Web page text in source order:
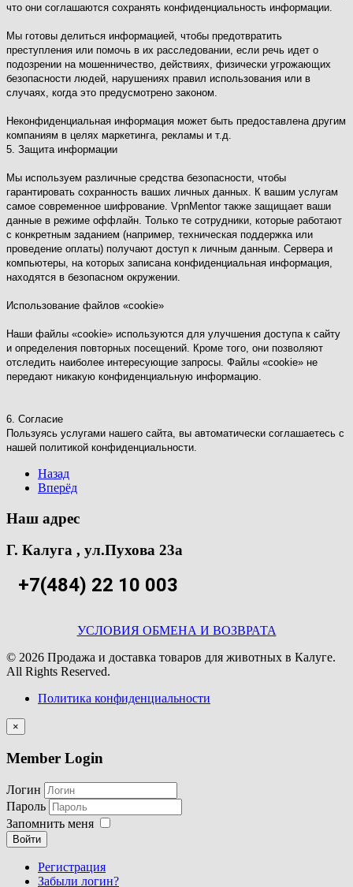
что они соглашаются сохранять конфиденциальность информации.
Мы готовы делиться информацией, чтобы предотвратить
преступления или помочь в их расследовании, если речь идет о
подозрении на мошенничество, действиях, физически угрожающих
безопасности людей, нарушениях правил использования или в
случаях, когда это предусмотрено законом.
Неконфиденциальная информация может быть предоставлена другим
компаниям в целях маркетинга, рекламы и т.д.
5. Защита информации
Мы используем различные средства безопасности, чтобы
гарантировать сохранность ваших личных данных. К вашим услугам
самое современное шифрование. VpnMentor также защищает ваши
данные в режиме оффлайн. Только те сотрудники, которые работают
с конкретным заданием (например, техническая поддержка или
проведение оплаты) получают доступ к личным данным. Сервера и
компьютеры, на которых записана конфиденциальная информация,
находятся в безопасном окружении.
Использование файлов «cookie»
Наши файлы «cookie» используются для улучшения доступа к сайту
и определения повторных посещений. Кроме того, они позволяют
отследить наиболее интересующие запросы. Файлы «cookie» не
передают никакую конфиденциальную информацию.
6. Согласие
Пользуясь услугами нашего сайта, вы автоматически соглашаетесь с
нашей политикой конфиденциальности.
Назад
Вперёд
Наш адрес
Г. Калуга , ул.Пухова 23а
+7(484) 22 10 003
УСЛОВИЯ ОБМЕНА И ВОЗВРАТА
© 2026 Продажа и доставка товаров для животных в Калуге.
All Rights Reserved.
Политика конфиденциальности
×
Member Login
Логин
Пароль
Запомнить меня
Войти
Регистрация
Забыли логин?